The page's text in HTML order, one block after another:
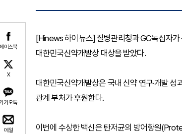
이스북
X
카오톡
메일
[Hinews 하이뉴스] 질병관리청과 GC녹십자가
대한민국신약개발상 대상을 받았다.
대한민국신약개발상은 국내 신약 연구·개발
관계 부처가 후원한다.
이번에 수상한 백신은 탄저균의 방어항원